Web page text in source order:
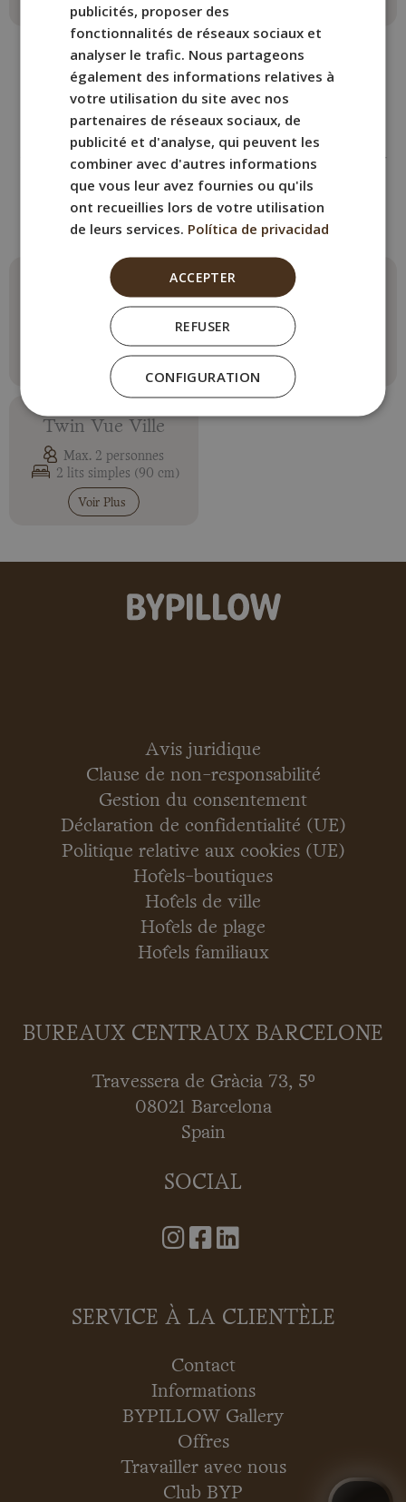
AUTRES PIÈCES
Réservez la chambre BYPILLOW
Mothern
qui vous convient le mieux.
Double Économique
Max. 2 personnes
1 lit double (150cm)
Voir Plus
Double Supérieure
Max. 2 personnes
1 lit double (150cm)
Voir Plus
Twin Vue Ville
Max. 2 personnes
2 lits simples (90 cm)
Voir Plus
Avis juridique
Clause de non-responsabilité
Gestion du consentement
Déclaration de confidentialité (UE)
Politique relative aux cookies (UE)
Hôtels-boutiques
Hôtels de ville
Hôtels de plage
Hôtels familiaux
BUREAUX CENTRAUX BARCELONE
Travessera de Gràcia 73, 5º
08021 Barcelona
Spain
SOCIAL
SERVICE À LA CLIENTÈLE
Contact
Informations
BYPILLOW Gallery
Offres
Travailler avec nous
Club BYP
ITALIAN
publicités, proposer des
fonctionnalités de réseaux sociaux et
analyser le trafic. Nous partageons
également des informations relatives à
votre utilisation du site avec nos
partenaires de réseaux sociaux, de
publicité et d'analyse, qui peuvent les
combiner avec d'autres informations
que vous leur avez fournies ou qu'ils
ont recueillies lors de votre utilisation
de leurs services. Política de privacidad
ACCEPTER
REFUSER
CONFIGURATION